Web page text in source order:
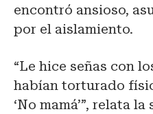
encontró ansioso,
por el aislamiento.
“Le hice señas con
habían torturado
‘No mamá’”, relata